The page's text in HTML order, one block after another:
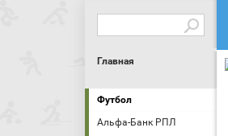
Главная
Футбол
Альфа-Банк РПЛ